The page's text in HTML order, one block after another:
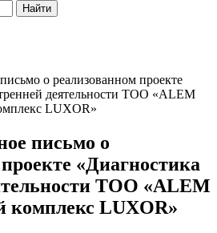
Найти
о реализованном проекте
деятельности ТОО «ALEM
LUXOR»
письмо о
«Диагностика
ТОО «ALEM
комплекс LUXOR»